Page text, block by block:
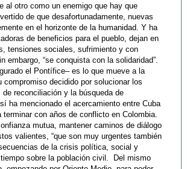
al otro como un enemigo que hay que
de que desafortunadamente, nuevas
en el horizonte de la humanidad. Y ha
de beneficios para el pueblo, dejan en
tensiones sociales, sufrimiento y con
embargo, “se conquista con la solidaridad”.
el Pontífice– es lo que mueve a la
decidido por solucionar los
reconciliación y la búsqueda de
ha mencionado el acercamiento entre Cuba
con años de conflicto en Colombia.
mutua, mantener caminos de diálogo
valientes, “que son muy urgentes también
de la crisis política, social y
sobre la población civil. Del mismo